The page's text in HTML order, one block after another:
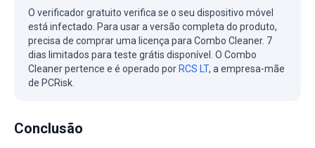
O verificador gratuito verifica se o seu dispositivo móvel
está infectado. Para usar a versão completa do produto,
precisa de comprar uma licença para Combo Cleaner. 7
dias limitados para teste grátis disponível. O Combo
Cleaner pertence e é operado por RCS LT, a empresa-mãe
de PCRisk.
Conclusão